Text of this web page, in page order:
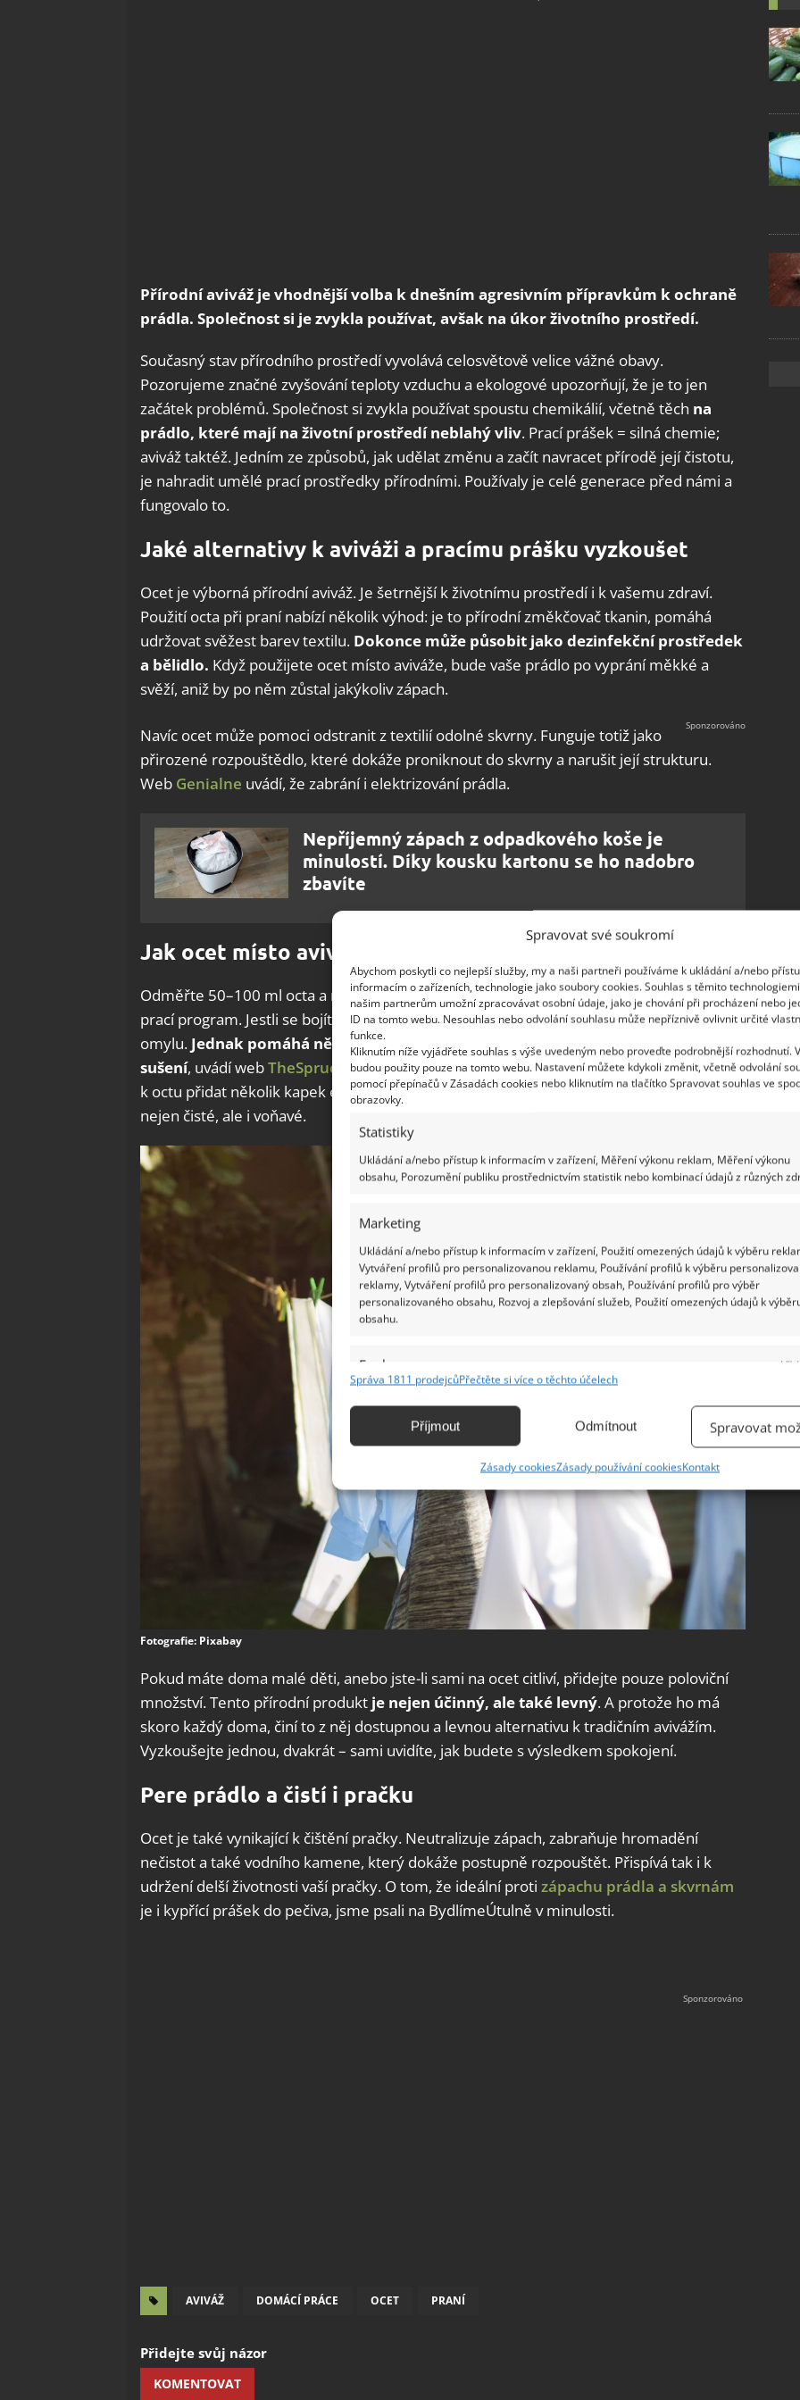
Spravovat své soukromí
Abychom poskytli co nejlepší služby, my a naši partneři používáme k ukládání a/nebo
informacím o zařízeních, technologie jako soubory cookies. Souhlas s těmito
našim partnerům umožní zpracovávat osobní údaje, jako je chování při procházení nebo
ID na tomto webu. Nesouhlas nebo odvolání souhlasu může nepříznivě ovlivnit určité
funkce.
Kliknutím níže vyjádřete souhlas s výše uvedeným nebo proveďte podrobnější rozhodnutí.
budou použity pouze na tomto webu. Nastavení můžete kdykoli změnit, včetně odvolání
pomocí přepínačů v Zásadách cookies nebo kliknutím na tlačítko Spravovat souhlas ve
obrazovky.
Statistiky
Ukládání a/nebo přístup k informacím v zařízení, Měření výkonu reklam, Měření výkonu
obsahu, Porozumění publiku prostřednictvím statistik nebo kombinací údajů z různých
Marketing
Ukládání a/nebo přístup k informacím v zařízení, Použití omezených údajů k výběru
Vytváření profilů pro personalizovanou reklamu, Používání profilů k výběru
reklamy, Vytváření profilů pro personalizovaný obsah, Používání profilů pro výběr
personalizovaného obsahu, Rozvoj a zlepšování služeb, Použití omezených údajů k
obsahu.
Funkce
Identifikace zařízení na základě automaticky přenášených informací.
základě aktivně vyžádaných informací.
Zajištění bezpečnosti, předcházení a zjišťování podvodů a
odstraňování chyb, Poskytování a zobrazování reklamy a obsahu,
Ukládání a sdělování voleb ochrany osobních údajů.
Správa 1811 prodejcůPřečtěte si více o těchto účelech
Příjmout Odmítnout Spravovat
Zásady cookiesZásady používání cookiesKontakt
Přírodní aviváž je vhodnější volba k dnešním agresivním přípravkům k ochraně
prádla. Společnost si je zvykla používat, avšak na úkor životního prostředí.
Současný stav přírodního prostředí vyvolává celosvětově velice vážné obavy.
Pozorujeme značné zvyšování teploty vzduchu a ekologové upozorňují, že je to jen
začátek problémů. Společnost si zvykla používat spoustu chemikálií, včetně těch na
prádlo, které mají na životní prostředí neblahý vliv. Prací prášek = silná chemie;
aviváž taktéž. Jedním ze způsobů, jak udělat změnu a začít navracet přírodě její čistotu,
je nahradit umělé prací prostředky přírodními. Používaly je celé generace před námi a
fungovalo to.
Jaké alternativy k aviváži a pracímu prášku vyzkoušet
Ocet je výborná přírodní aviváž. Je šetrnější k životnímu prostředí i k vašemu zdraví.
Použití octa při praní nabízí několik výhod: je to přírodní změkčovač tkanin, pomáhá
udržovat svěžest barev textilu. Dokonce může působit jako dezinfekční prostředek
a bělidlo. Když použijete ocet místo aviváže, bude vaše prádlo po vyprání měkké a
svěží, aniž by po něm zůstal jakýkoliv zápach.
Navíc ocet může pomoci odstranit z textilií odolné skvrny. Funguje totiž jako
přirozené rozpouštědlo, které dokáže proniknout do skvrny a narušit její strukturu.
Web Genialne uvádí, že zabrání i elektrizování prádla.
Nepříjemný zápach z odpadkového koše je
minulostí. Díky kousku kartonu se ho nadobro
zbavíte
Jak ocet místo aviváže používat
Odměřte 50–100 ml octa a nalijte rovnou do přihrádky na aviváž. Pak spusťte obvyklý
prací program. Jestli se bojíte, že kyselý zápach na vašem čistém prádle zůstane, jste na
omylu. Jednak pomáhá několikeré máchání, jednak se zbylý zápach odpaří při
sušení, uvádí webTheSpruce
. Pokud tomu nedůvěřujete a máte stále obavy, můžete
k octu přidat několik kapek esenciálního oleje podle své oblíbené vůně a prádlo bude
nejen čisté, ale i voňavé.
Fotografie: Pixabay
Pokud máte doma malé děti, anebo jste-li sami na ocet citliví, přidejte pouze poloviční
množství. Tento přírodní produkt je nejen účinný, ale také levný. A protože ho má
skoro každý doma, činí to z něj dostupnou a levnou alternativu k tradičním avivážím.
Vyzkoušejte jednou, dvakrát – sami uvidíte, jak budete s výsledkem spokojení.
Pere prádlo a čistí i pračku
Ocet je také vynikající k čištění pračky. Neutralizuje zápach, zabraňuje hromadění
nečistot a také vodního kamene, který dokáže postupně rozpouštět. Přispívá tak i k
udržení delší životnosti vaší pračky. O tom, že ideální proti zápachu prádla a skvrnám
je i kypřící prášek do pečiva, jsme psali na BydlímeÚtulně v minulosti.
AVIVÁŽ DOMÁCÍ PRÁCE OCET PRANÍ
Přidejte svůj názor
KOMENTOVAT